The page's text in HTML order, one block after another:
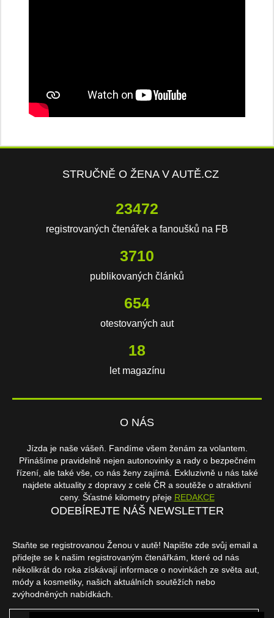
STRUČNĚ O ŽENA V AUTĚ.CZ
23472
registrovaných čtenářek a fanoušků na FB
3710
publikovaných článků
654
otestovaných aut
18
let magazínu
O NÁS
Jízda je naše vášeň. Fandíme všem ženám za volantem.
Přinášíme pravidelně nejen autonovinky a rady o bezpečném
řízení, ale také vše, co nás ženy zajímá. Exkluzivně u nás také
najdete aktuality z dopravy z celé ČR a soutěže o atraktivní
ceny. Šťastné kilometry přeje REDAKCE
ODEBÍREJTE NÁŠ NEWSLETTER
Staňte se registrovanou Ženou v autě! Napište zde svůj email a
přidejte se k našim registrovaným čtenářkám, které od nás
několikrát do roka získávají informace o novinkách ze světa aut,
módy a kosmetiky, našich aktuálních soutěžích nebo
zvýhodněných nabídkách.